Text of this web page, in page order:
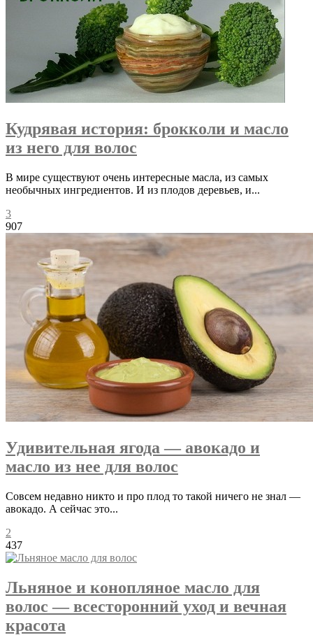
Кудрявая история: брокколи и масло
из него для волос
В мире существуют очень интересные масла, из самых
необычных ингредиентов. И из плодов деревьев, и...
3
907
Удивительная ягода — авокадо и
масло из нее для волос
Совсем недавно никто и про плод то такой ничего не знал —
авокадо. А сейчас это...
2
437
Льняное и конопляное масло для
волос — всесторонний уход и вечная
красота